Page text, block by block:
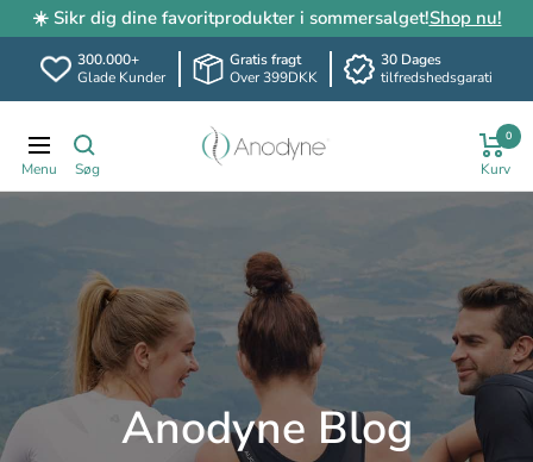
☀️ Sikr dig dine favoritprodukter i sommersalget!Shop nu!
300.000+
Glade Kunder
Gratis fragt
Over 399DKK
30 Dages
tilfredshedsgarati
indhold
Translation
missing:
Anodyne.dk 0
Anodyne Blog